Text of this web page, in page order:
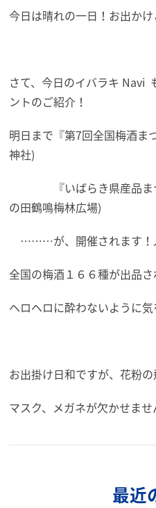
今日は晴れの一日！お出かけ
さて、今日のイバラキ Navi
ントのご紹介！
明日まで『第7回全国梅酒ま
神社)
『いばらき県産品まつ
の田鶴鳴梅林広場)
………が、開催されます！
全国の梅酒１６６種が出品
ヘロヘロに酔わないように
お出掛け日和ですが、花粉の
マスク、メガネが欠かせませ
最近